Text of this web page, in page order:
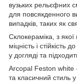
вузьких рельєфних
для повсякденного
випадків, таких як
Склокераміка, з
міцність і
у догляді та
Arcopal Feston white -
та класичний стиль